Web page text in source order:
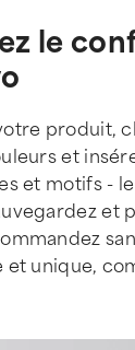
le
produit,
et
et motifs -
et
et unique,